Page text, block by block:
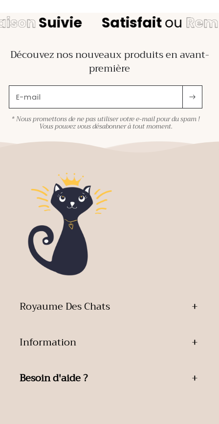
Suivie Satisfaitou
Découvez nos nouveaux produits en avant-
première
E-mail
* Nous promettons de ne pas utiliser votre e-mail pour du spam !
Vous pouvez vous désabonner à tout moment.
Royaume Des Chats
Information
Besoin d'aide ?